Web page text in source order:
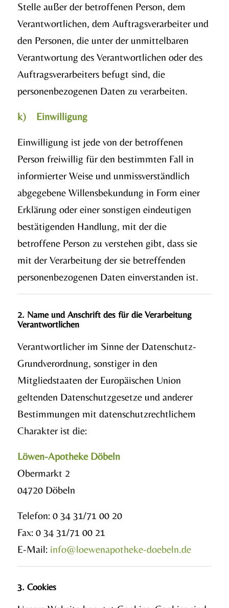
Stelle außer der betroffenen Person, dem
Verantwortlichen, dem Auftragsverarbeiter und
den Personen, die unter der unmittelbaren
Verantwortung des Verantwortlichen oder des
Auftragsverarbeiters befugt sind, die
personenbezogenen Daten zu verarbeiten.
k) Einwilligung
Einwilligung ist jede von der betroffenen
Person freiwillig für den bestimmten Fall in
informierter Weise und unmissverständlich
abgegebene Willensbekundung in Form einer
Erklärung oder einer sonstigen eindeutigen
bestätigenden Handlung, mit der die
betroffene Person zu verstehen gibt, dass sie
mit der Verarbeitung der sie betreffenden
personenbezogenen Daten einverstanden ist.
2. Name und Anschrift des für die Verarbeitung
Verantwortlichen
Verantwortlicher im Sinne der Datenschutz-
Grundverordnung, sonstiger in den
Mitgliedstaaten der Europäischen Union
geltenden Datenschutzgesetze und anderer
Bestimmungen mit datenschutzrechtlichem
Charakter ist die:
Löwen-Apotheke Döbeln
Obermarkt 2
04720 Döbeln
Telefon: 0 34 31/71 00 20
Fax: 0 34 31/71 00 21
E-Mail: info@loewenapotheke-doebeln.de
3. Cookies